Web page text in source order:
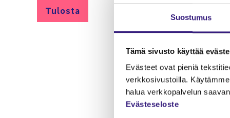
Suos­tu­mus
Tämä si­vus­to käyt­tää
Eväs­teet ovat pie­niä
verk­ko­si­vus­toil­la.
halua verk­ko­pal­ve­lun
Eväs­te­se­los­te
Tu­los­ta
Janne